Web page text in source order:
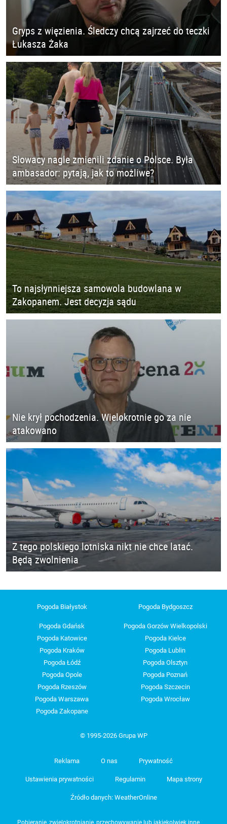
Gryps z więzienia. Śledczy chcą zajrzeć do teczki
Łukasza Żaka
Słowacy nagle zmienili zdanie o Polsce. Była
ambasador: pytają, jak to możliwe?
To najsłynniejsza samowola budowlana w
Zakopanem. Jest decyzja sądu
Nie krył pochodzenia. Wielokrotnie go za nie
atakowano
Z tego polskiego lotniska nikt nie chce latać.
Będą zwolnienia
Pogoda Białystok Pogoda Bydgoszcz
Pogoda Gdańsk
Pogoda Gorzów Wielkopolski
Pogoda Katowice
Pogoda Kielce
Pogoda Kraków
Pogoda Lublin
Pogoda Łódź
Pogoda Olsztyn
Pogoda Opole
Pogoda Poznań
Pogoda Rzeszów
Pogoda Szczecin
Pogoda Warszawa
Pogoda Wrocław
Pogoda Zakopane
© 1995-2026 Grupa WP
Reklama O nas Prywatność
Ustawienia prywatności Regulamin Mapa strony
Źródło danych: WeatherOnline
Pobieranie, zwielokrotnianie, przechowywanie lub jakiekolwiek inne